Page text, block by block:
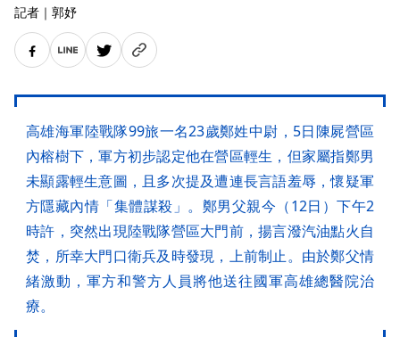
記者 ｜ 郭妤
高雄海軍陸戰隊99旅一名23歲鄭姓中尉，5日陳屍營區
內榕樹下，軍方初步認定他在營區輕生，但家屬指鄭男
未顯露輕生意圖，且多次提及遭連長言語羞辱，懷疑軍
方隱藏內情「集體謀殺」。鄭男父親今（12日）下午2
時許，突然出現陸戰隊營區大門前，揚言潑汽油點火自
焚，所幸大門口衛兵及時發現，上前制止。由於鄭父情
緒激動，軍方和警方人員將他送往國軍高雄總醫院治
療。